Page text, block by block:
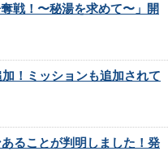
戦！〜秘湯を求めて〜」開
加！ミッションも追加されて
ることが判明しました！発